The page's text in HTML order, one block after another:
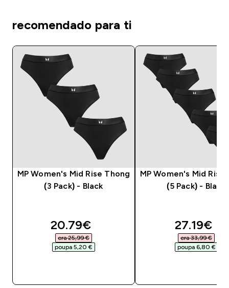
recomendado para ti
MP Women's Mid Rise Thong
(3 Pack) - Black
discounted price
20.79€‎
era 25,99 €‎
poupa 5,20 €‎
MP Women's Mid Rise
(5 Pack) - Black
27.19€‎
era 33,99 €‎
poupa 6,80 €‎